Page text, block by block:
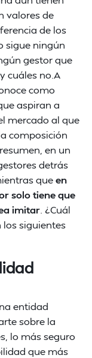
valores de
de los
sigue ningún
gestor que
cuáles no.A
como
aspiran a
mercado al que
composición
en un
detrás
queen
solo tiene que
imitar . ¿Cuál
los siguientes
entidad
sobre la
lo más seguro
que más